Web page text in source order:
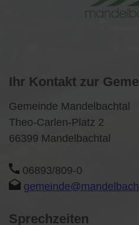
Ihr Kontakt zur
Gemeinde Mandelbachtal
Theo-Carlen-Platz 2
66399 Mandelbachtal
06893/809-0
Sprechzeiten